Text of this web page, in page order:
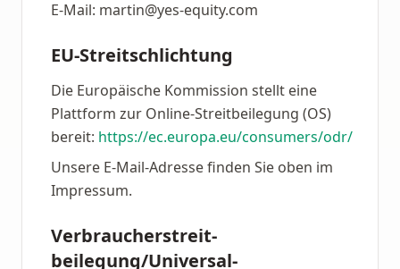
E-Mail: martin@yes-equity.com
EU-Streitschlichtung
Die Europäische Kommission stellt eine
Plattform zur Online-Streitbeilegung (OS)
bereit: https://ec.europa.eu/consumers/odr/
Unsere E-Mail-Adresse finden Sie oben im
Impressum.
Verbraucher­streit­
beilegung/Universal­